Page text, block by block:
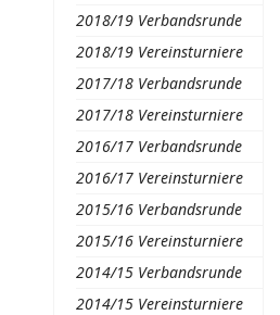
2018/19 Verbandsrunde
2018/19 Vereinsturniere
2017/18 Verbandsrunde
2017/18 Vereinsturniere
2016/17 Verbandsrunde
2016/17 Vereinsturniere
2015/16 Verbandsrunde
2015/16 Vereinsturniere
2014/15 Verbandsrunde
2014/15 Vereinsturniere